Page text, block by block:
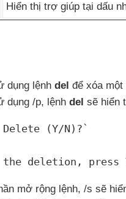
Hiển thị trợ giúp tại dấu
dụng lệnh del để xóa
dụng /p, lệnh del sẽ hiển
(Y/N)?`
the deletion , press
mở rộng lệnh, /s sẽ